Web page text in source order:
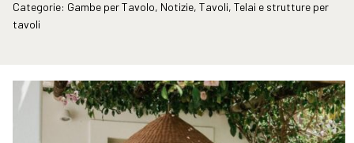
Categorie: Gambe per Tavolo, Notizie, Tavoli, Telai e strutture per
tavoli